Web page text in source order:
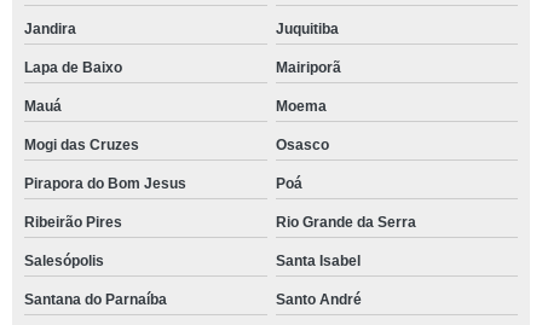
Jandira Juquitiba
Lapa de Baixo Mairiporã
Mauá Moema
Mogi das Cruzes Osasco
Pirapora do Bom Jesus Poá
Ribeirão Pires Rio Grande da Serra
Salesópolis Santa Isabel
Santana do Parnaíba Santo André